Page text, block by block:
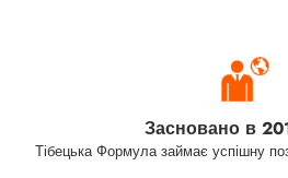
Засновано в
Тібецька Формула займає успішну